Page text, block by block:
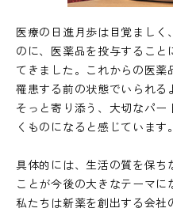
医療の日進月歩は目覚ましく
のに、医薬品を投与すること
てきました。これからの医薬
罹患する前の状態でいられる
そっと寄り添う、大切なパー
くものになると感じています。
具体的には、生活の質を保ち
ことが今後の大きなテーマに
私たちは新薬を創出する会社